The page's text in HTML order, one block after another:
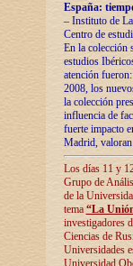
España:
– Instituto de
Centro de
En la colección
estudios
atención
2008, los
la colección
influencia de
fuerte impacto
Madrid,
Los días 11 y
Grupo de
de la
tema “La
investigadores
Ciencias de
Universidades
Universidad